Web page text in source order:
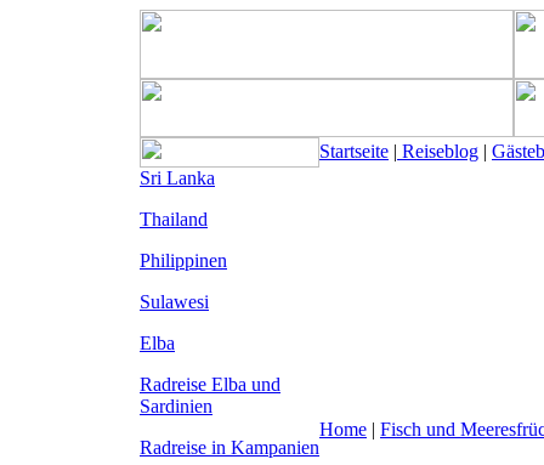
Startseite | Reiseblog |
Sri Lanka
Thailand
Philippinen
Sulawesi
Elba
Radreise Elba und
Sardinien
Radreise in Kampanien
Home | Fisch und